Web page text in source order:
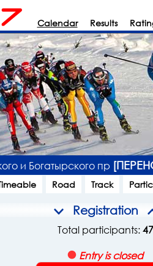
Calendar Results
и Богатырского пр
Road Track
Registration
Total participants:47
Entry is closed